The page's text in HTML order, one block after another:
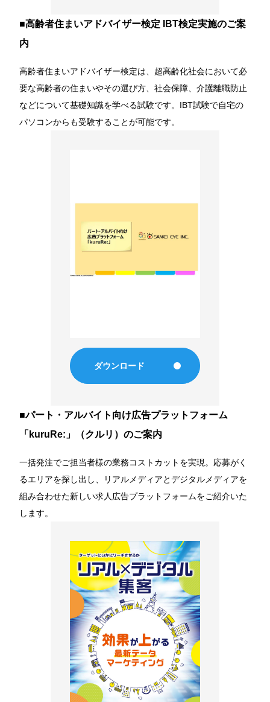
■高齢者住まいアドバイザー検定 IBT検定実施のご案
内
高齢者住まいアドバイザー検定は、超高齢化社会において必
要な高齢者の住まいやその選び方、社会保障、介護離職防止
などについて基礎知識を学べる試験です。IBT試験で自宅の
パソコンからも受験することが可能です。
ダウンロード
■パート・アルバイト向け広告プラットフォーム
「kuruRe:」（クルリ）のご案内
一括発注でご担当者様の業務コストカットを実現。応募がく
るエリアを探し出し、リアルメディアとデジタルメディアを
組み合わせた新しい求人広告プラットフォームをご紹介いた
します。